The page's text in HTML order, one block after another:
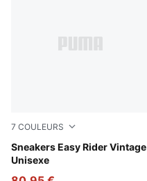
7 COULEURS
Sneakers Easy Rider Vintage
Unisexe
PUMA Black-PUMA White